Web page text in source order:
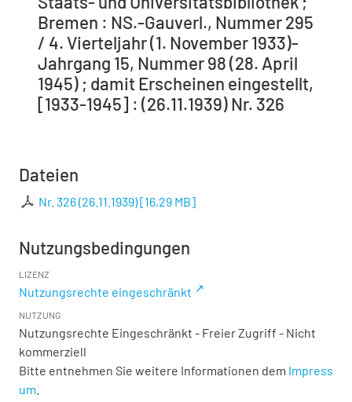
Bremen : NS.-Gauverl., Nummer 295
/ 4. Vierteljahr (1. November 1933)-
Jahrgang 15, Nummer 98 (28. April
1945) ; damit Erscheinen eingestellt,
[1933-1945] : (26.11.1939) Nr. 326
Dateien
Nr. 326 (26.11.1939)[16,29 MB]
Nutzungsbedingungen
LIZENZ
Nutzungsrechte eingeschränkt
NUTZUNG
Nutzungsrechte Eingeschränkt - Freier Zugriff - Nicht
kommerziell
Bitte entnehmen Sie weitere Informationen dem Impress
um